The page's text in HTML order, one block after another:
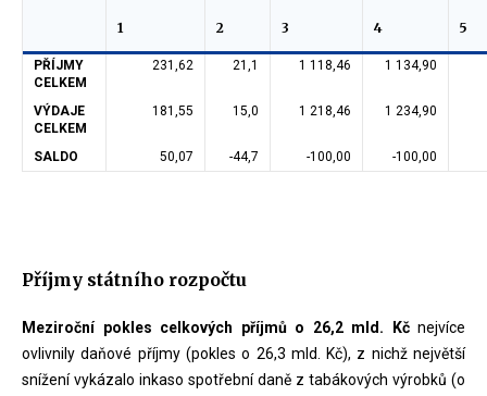
1 2 3 4 5
PŘÍJMY
CELKEM
231,62 21,1 1 118,46 1 134,90
VÝDAJE
CELKEM
181,55 15,0 1 218,46 1 234,90
SALDO 50,07 -44,7 -100,00 -100,00
Příjmy státního rozpočtu
Meziroční pokles celkových příjmů o 26,2 mld. Kčnejvíce
ovlivnily daňové příjmy (pokles o 26,3 mld. Kč), z nichž největší
snížení vykázalo inkaso spotřební daně z tabákových výrobků (o